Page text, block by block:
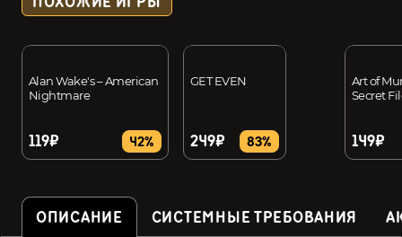
Alan Wake's – American
Nightmare
119₽ 42%
GET EVEN
249₽ 83%
Art of
Secret
149₽
ОПИСАНИЕ СИСТЕМНЫЕ ТРЕБОВАНИЯ